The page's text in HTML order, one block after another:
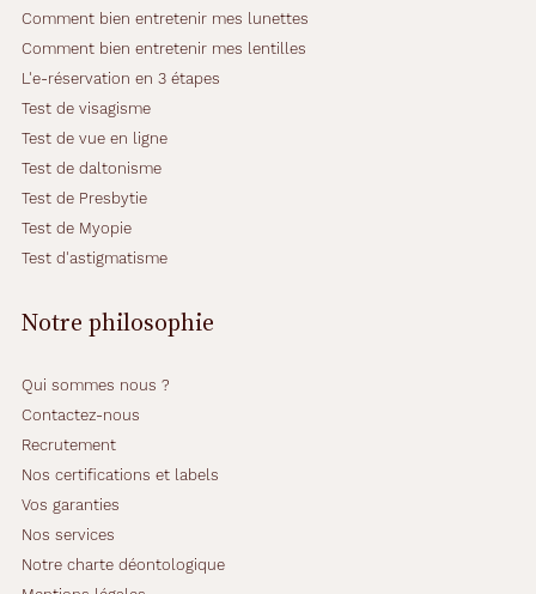
Comment bien entretenir mes lunettes
Comment bien entretenir mes lentilles
L'e-réservation en 3 étapes
Test de visagisme
Test de vue en ligne
Test de daltonisme
Test de Presbytie
Test de Myopie
Test d'astigmatisme
Notre philosophie
Qui sommes nous ?
Contactez-nous
Recrutement
Nos certifications et labels
Vos garanties
Nos services
Notre charte déontologique